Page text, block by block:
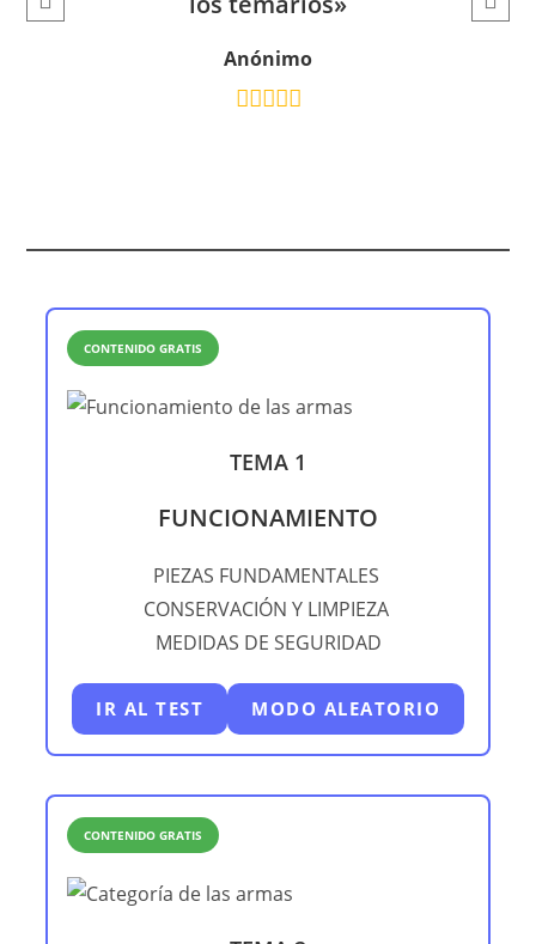
Anónimo
CONTENIDO GRATIS
TEMA 1
FUNCIONAMIENTO
PIEZAS FUNDAMENTALES
CONSERVACIÓN Y LIMPIEZA
MEDIDAS DE SEGURIDAD
IR AL TEST MODO ALEATORIO
CONTENIDO GRATIS